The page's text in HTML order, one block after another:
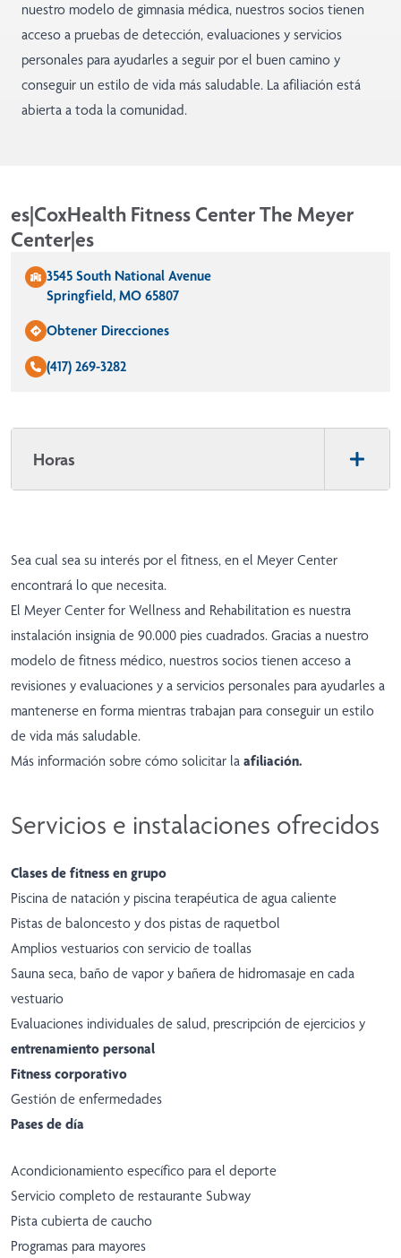
nuestro modelo de gimnasia médica, nuestros socios tienen
acceso a pruebas de detección, evaluaciones y servicios
personales para ayudarles a seguir por el buen camino y
conseguir un estilo de vida más saludable. La afiliación está
abierta a toda la comunidad.
es|CoxHealth Fitness Center The Meyer
Center|es
3545 South National Avenue
Springfield, MO 65807
Obtener Direcciones
(417) 269-3282
Horas
Sea cual sea su interés por el fitness, en el Meyer Center
encontrará lo que necesita.
El Meyer Center for Wellness and Rehabilitation es nuestra
instalación insignia de 90.000 pies cuadrados. Gracias a nuestro
modelo de fitness médico, nuestros socios tienen acceso a
revisiones y evaluaciones y a servicios personales para ayudarles a
mantenerse en forma mientras trabajan para conseguir un estilo
de vida más saludable.
Más información sobre cómo solicitar la afiliación.
Servicios e instalaciones ofrecidos
Clases de fitness en grupo
Piscina de natación y piscina terapéutica de agua caliente
Pistas de baloncesto y dos pistas de raquetbol
Amplios vestuarios con servicio de toallas
Sauna seca, baño de vapor y bañera de hidromasaje en cada
vestuario
Evaluaciones individuales de salud, prescripción de ejercicios y
entrenamiento personal
Fitness corporativo
Gestión de enfermedades
Pases de día
Acondicionamiento específico para el deporte
Servicio completo de restaurante Subway
Pista cubierta de caucho
Programas para mayores